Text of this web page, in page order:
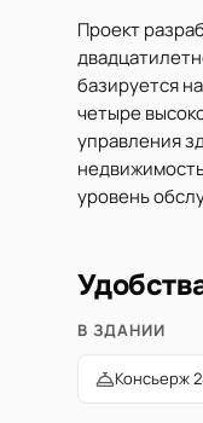
Проект
базируется
четыре
управления
уровень
В ЗДАНИИ
Консьерж